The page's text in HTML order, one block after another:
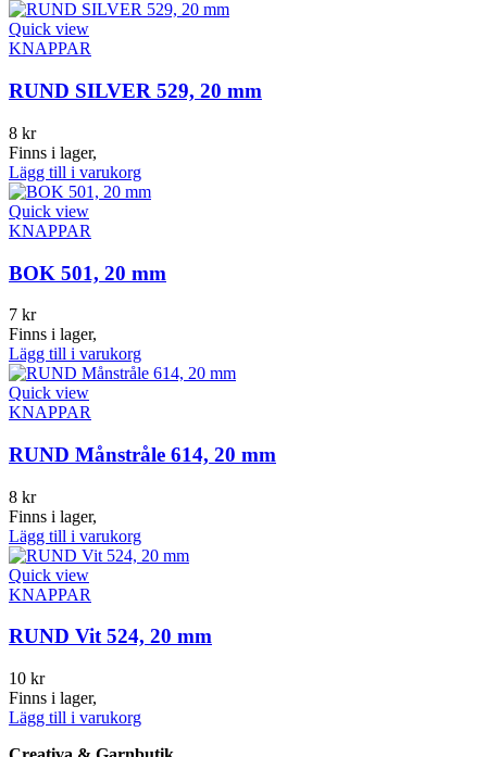
Quick view
KNAPPAR
RUND SILVER 529, 20 mm
8 kr
Finns i lager,
Lägg till i varukorg
Quick view
KNAPPAR
BOK 501, 20 mm
7 kr
Finns i lager,
Lägg till i varukorg
Quick view
KNAPPAR
RUND Månstråle 614, 20 mm
8 kr
Finns i lager,
Lägg till i varukorg
Quick view
KNAPPAR
RUND Vit 524, 20 mm
10 kr
Finns i lager,
Lägg till i varukorg